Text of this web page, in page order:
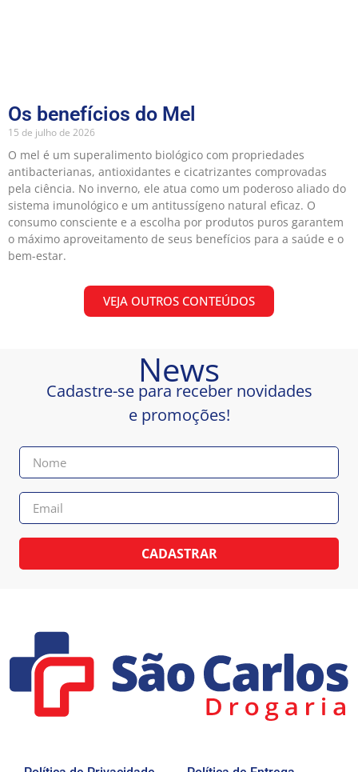
Os benefícios do Mel
15 de julho de 2026
O mel é um superalimento biológico com propriedades
antibacterianas, antioxidantes e cicatrizantes comprovadas
pela ciência. No inverno, ele atua como um poderoso aliado do
sistema imunológico e um antitussígeno natural eficaz. O
consumo consciente e a escolha por produtos puros garantem
o máximo aproveitamento de seus benefícios para a saúde e o
bem-estar.
VEJA OUTROS CONTEÚDOS
News
Cadastre-se para receber novidades
e promoções!
CADASTRAR